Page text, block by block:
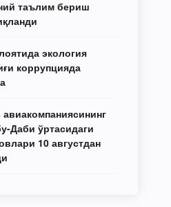
таълим бериш
экология
коррупцияда
Даби ўртасидаги
10 августдан